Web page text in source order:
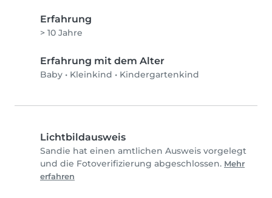
Erfahrung
> 10 Jahre
Erfahrung mit dem Alter
Baby • Kleinkind • Kindergartenkind
Lichtbildausweis
Sandie hat einen amtlichen Ausweis vorgelegt
und die Fotoverifizierung abgeschlossen. Mehr
erfahren